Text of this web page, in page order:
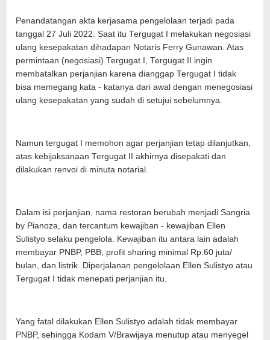
Penandatangan akta kerjasama pengelolaan terjadi pada
tanggal 27 Juli 2022. Saat itu Tergugat I melakukan negosiasi
ulang kesepakatan dihadapan Notaris Ferry Gunawan. Atas
permintaan (negosiasi) Tergugat I, Tergugat II ingin
membatalkan perjanjian karena dianggap Tergugat I tidak
bisa memegang kata - katanya dari awal dengan menegosiasi
ulang kesepakatan yang sudah di setujui sebelumnya.
Namun tergugat I memohon agar perjanjian tetap dilanjutkan,
atas kebijaksanaan Tergugat II akhirnya disepakati dan
dilakukan renvoi di minuta notarial.
Dalam isi perjanjian, nama restoran berubah menjadi Sangria
by Pianoza, dan tercantum kewajiban - kewajiban Ellen
Sulistyo selaku pengelola. Kewajiban itu antara lain adalah
membayar PNBP, PBB, profit sharing minimal Rp.60 juta/
bulan, dan listrik. Diperjalanan pengelolaan Ellen Sulistyo atau
Tergugat I tidak menepati perjanjian itu.
Yang fatal dilakukan Ellen Sulistyo adalah tidak membayar
PNBP, sehingga Kodam V/Brawijaya menutup atau menyegel